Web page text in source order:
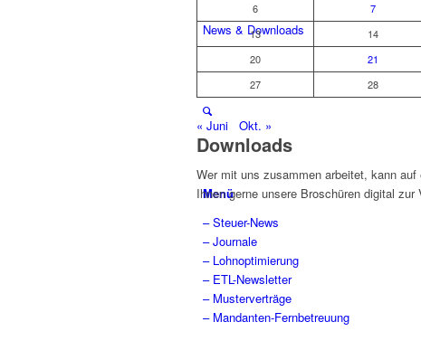
News & Downloads
Menü
6
7
13
14
20
21
27
28
« Juni Okt. »
Downloads
Wer mit uns zusammen arbeitet, kann
Ihnen gerne unsere Broschüren digital zur
– Steuer-News
– Journale
– Lohnoptimierung
– ETL-Newsletter
– Musterverträge
– Mandanten-Fernbetreuung